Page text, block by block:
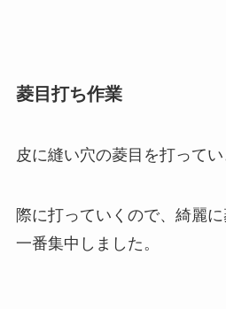
菱目打ち作業
皮に縫い穴の菱目を打ってい
際に打っていくので、綺麗
一番集中しました。